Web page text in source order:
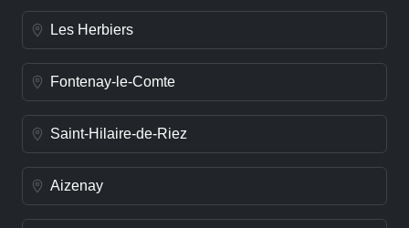
Les Herbiers
Fontenay-le-Comte
Saint-Hilaire-de-Riez
Aizenay